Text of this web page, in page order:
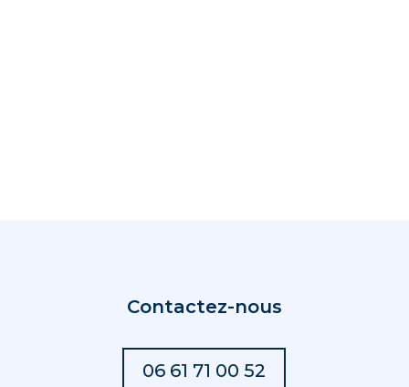
Contactez-nous
06 61 71 00 52